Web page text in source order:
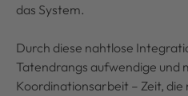
das System.
Durch diese nahtlose
Tatendrangs aufwendige und
Koordinationsarbeit – Zeit, die